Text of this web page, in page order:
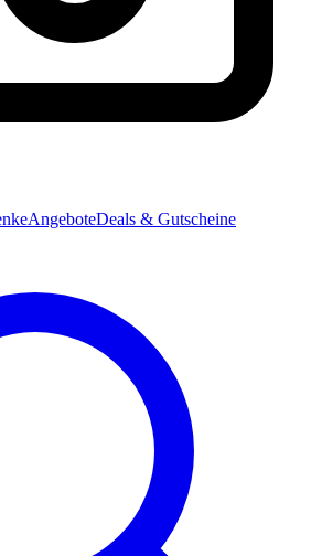
AngeboteDeals & Gutscheine